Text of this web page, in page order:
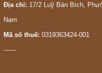
Địa chỉ: 17/2 Luỹ Bán Bích,
Nam
Mã số thuế: 0319363424-001
------